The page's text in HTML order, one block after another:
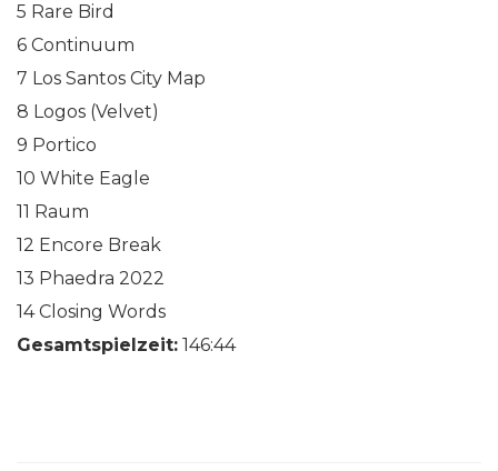
5 Rare Bird
6 Continuum
7 Los Santos City Map
8 Logos (Velvet)
9 Portico
10 White Eagle
11 Raum
12 Encore Break
13 Phaedra 2022
14 Closing Words
Gesamtspielzeit: 146:44